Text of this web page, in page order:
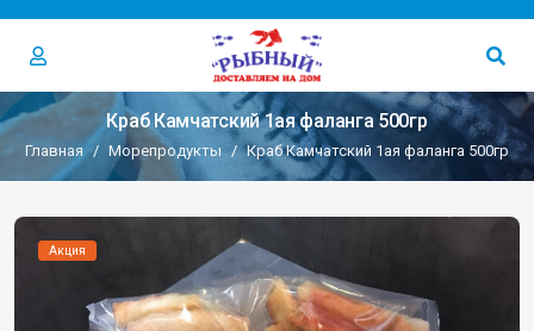
Краб Камчатский 1ая фаланга 500гр
Главная Морепродукты Краб Камчатский 1ая фаланга 500гр
Акция